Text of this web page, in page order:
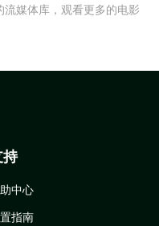
媒体库，观看更多的电影
中心
指南